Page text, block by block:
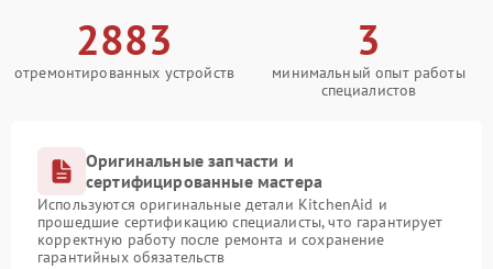
2883
отремонтированных устройств
3
минимальный опыт работы
специалистов
Оригинальные запчасти и
сертифицированные мастера
Используются оригинальные детали KitchenAid и
прошедшие сертификацию специалисты, что гарантирует
корректную работу после ремонта и сохранение
гарантийных обязательств